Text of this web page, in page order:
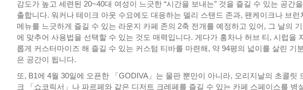
감도가 높고 세련된 20~40대 여성이 느긋한 “시간을 보내는” 것을 즐길 수 있는 공간
출합니다. 워커나 테이크 아웃 수요에도 대응하는 델리 스탠드 존과, 팬케이크나 브런
메뉴를 느긋하게 즐길 수 있는 라운지 카페 존의 2축 전개를 예정하고 있어, 그 날의
에 맞추어 사용법을 선택할 수 있는 것도 매력입니다. 게다가 홍차나 허브 티, 시럽을
롭게 커스터마이즈 해 즐길 수 있는 커스텀 티바를 마련해, 약 94평의 넓이를 살린 기
은 공간이 됩니다.
또, B1에 4월 30일에 오픈한 「GODIVA」는 물판 뿐만이 아니라, 오리지날의 초콜릿
크 「쇼코릭서」나 파르페와 같은 디저트 크레페를 즐길 수 있는 카페 스페이스를 병